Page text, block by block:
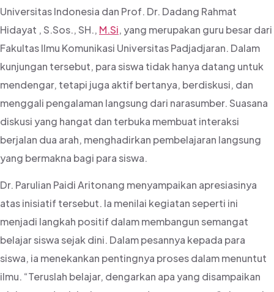
Universitas Indonesia dan Prof. Dr. Dadang Rahmat
Hidayat , S.Sos., SH., M.Si, yang merupakan guru besar dari
Fakultas Ilmu Komunikasi Universitas Padjadjaran. Dalam
kunjungan tersebut, para siswa tidak hanya datang untuk
mendengar, tetapi juga aktif bertanya, berdiskusi, dan
menggali pengalaman langsung dari narasumber. Suasana
diskusi yang hangat dan terbuka membuat interaksi
berjalan dua arah, menghadirkan pembelajaran langsung
yang bermakna bagi para siswa.
Dr. Parulian Paidi Aritonang menyampaikan apresiasinya
atas inisiatif tersebut. Ia menilai kegiatan seperti ini
menjadi langkah positif dalam membangun semangat
belajar siswa sejak dini. Dalam pesannya kepada para
siswa, ia menekankan pentingnya proses dalam menuntut
ilmu. “Teruslah belajar, dengarkan apa yang disampaikan